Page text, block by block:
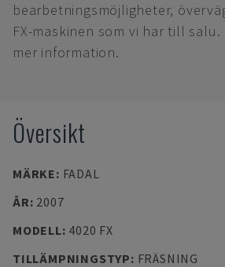
bearbetningsmöjligheter,
FX-maskinen som vi har till
mer information.
Översikt
MÄRKE: FADAL
ÅR: 2007
MODELL: 4020 FX
TILLÄMPNINGSTYP: FRÄSNING